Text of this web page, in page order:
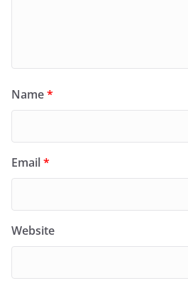
Name*
Email*
Website